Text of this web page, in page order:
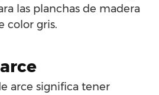
las planchas de madera
color gris.
arce significa tener